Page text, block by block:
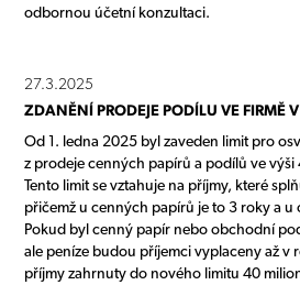
odbornou účetní konzultaci.
27.3.2025
ZDANĚNÍ PRODEJE PODÍLU VE FIRMĚ
Od 1. ledna 2025 byl zaveden limit pro
z prodeje cenných papírů a podílů ve
Tento limit se vztahuje na příjmy, které
přičemž u cenných papírů je to 3 roky a
Pokud byl cenný papír nebo obchodní
ale peníze budou příjemci vyplaceny až
příjmy zahrnuty do nového limitu 40